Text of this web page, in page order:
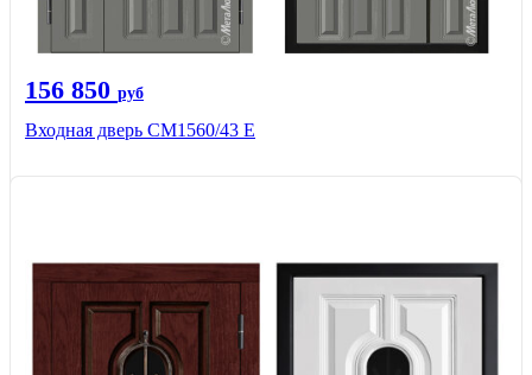
156 850 руб
Входная дверь СМ1560/43 Е